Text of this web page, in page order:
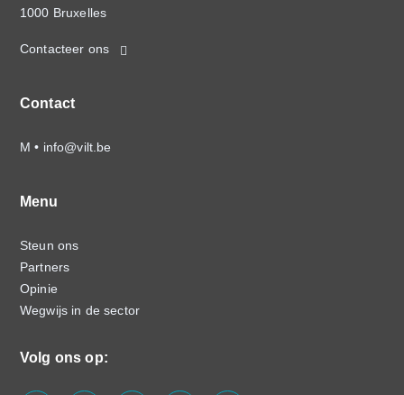
1000 Bruxelles
Contacteer ons
Contact
M • info@vilt.be
Menu
Steun ons
Partners
Opinie
Wegwijs in de sector
Volg ons op: